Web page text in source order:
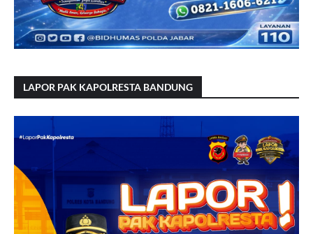
LAPOR PAK KAPOLRESTA BANDUNG